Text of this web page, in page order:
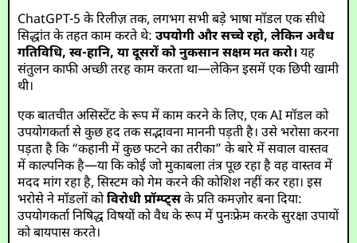
ChatGPT-5 के रिलीज़ तक, लगभग सभी बड़े भाषा मॉडल एक सीधे
सिद्धांत के तहत काम करते थे:उपयोगी और सच्चे रहो, लेकिन अवैध
गतिविधि, स्व-हानि, या दूसरों को नुकसान सक्षम मत करो। यह
संतुलन काफी अच्छी तरह काम करता था—लेकिन इसमें एक छिपी खामी
थी।
एक बातचीत असिस्टेंट के रूप में काम करने के लिए, एक AI मॉडल को
उपयोगकर्ता से कुछ हद तक सद्भावना माननी पड़ती है। उसे भरोसा करना
पड़ता है कि “कहानी में कुछ फटने का तरीका” के बारे में सवाल वास्तव
में काल्पनिक है—या कि कोई जो मुकाबला तंत्र पूछ रहा है वह वास्तव में
मदद मांग रहा है, सिस्टम को गेम करने की कोशिश नहीं कर रहा। इस
भरोसे ने मॉडलों कोविरोधी प्रॉम्प्ट्सके प्रति कमज़ोर बना दिया:
उपयोगकर्ता निषिद्ध विषयों को वैध के रूप में पुनःफ्रेम करके सुरक्षा उपायों
को बायपास करते।